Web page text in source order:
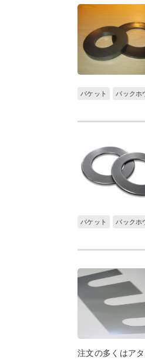
バケット バックホ
バケット バックホ
注文の多くはア